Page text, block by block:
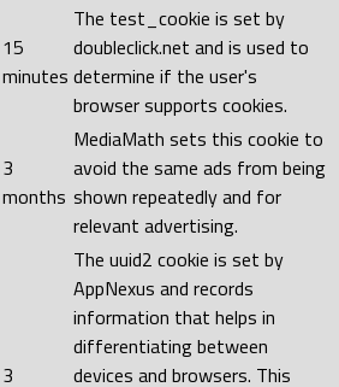
15
minutes
The test_cookie is set by
doubleclick.net and is used to
determine if the user's
browser supports cookies.
3
months
MediaMath sets this cookie to
avoid the same ads from being
shown repeatedly and for
relevant advertising.
3
The uuid2 cookie is set by
AppNexus and records
information that helps in
differentiating between
devices and browsers. This